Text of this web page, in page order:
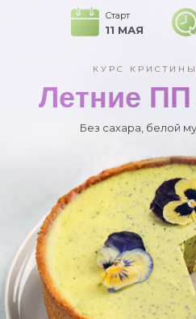
КУРС
Без сахара, белой
Старт
11 МАЯ
Летние